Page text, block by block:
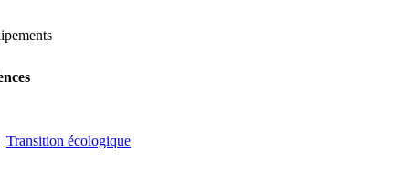
Transition écologique